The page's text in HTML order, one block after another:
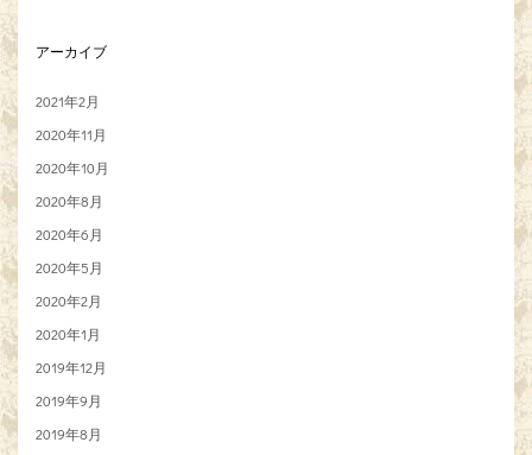
アーカイブ
2021年2月
2020年11月
2020年10月
2020年8月
2020年6月
2020年5月
2020年2月
2020年1月
2019年12月
2019年9月
2019年8月